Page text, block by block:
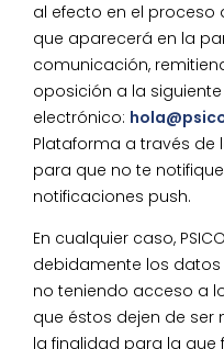
al efecto en el proceso
que aparecerá en la
comunicación,
oposición a la
electrónico:
Plataforma a través de
para que no te
notificaciones push.
En cualquier caso,
debidamente los datos
no teniendo acceso a
que éstos dejen de
la finalidad para la que